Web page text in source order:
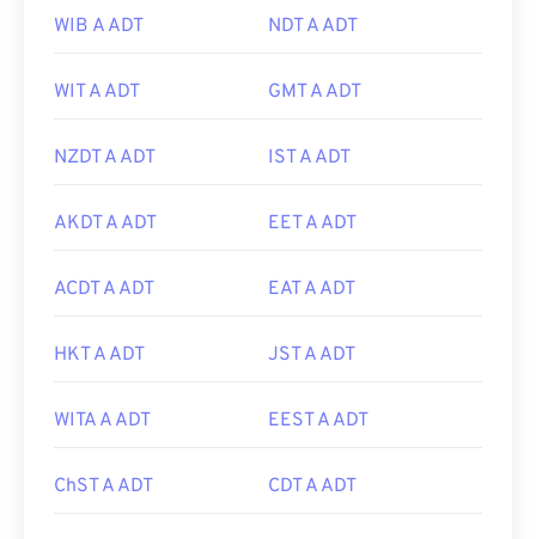
WIB A ADT NDT A ADT
WIT A ADT GMT A ADT
NZDT A ADT IST A ADT
AKDT A ADT EET A ADT
ACDT A ADT EAT A ADT
HKT A ADT JST A ADT
WITA A ADT EEST A ADT
ChST A ADT CDT A ADT